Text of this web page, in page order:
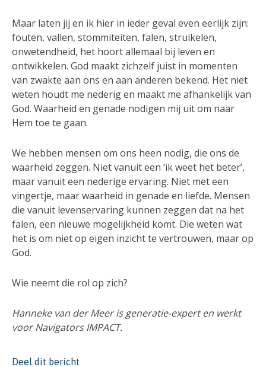
Maar laten jij en ik hier in ieder geval even eerlijk zijn:
fouten, vallen, stommiteiten, falen, struikelen,
onwetendheid, het hoort allemaal bij leven en
ontwikkelen. God maakt zichzelf juist in momenten
van zwakte aan ons en aan anderen bekend. Het niet
weten houdt me nederig en maakt me afhankelijk van
God. Waarheid en genade nodigen mij uit om naar
Hem toe te gaan.
We hebben mensen om ons heen nodig, die ons de
waarheid zeggen. Niet vanuit een ‘ik weet het beter’,
maar vanuit een nederige ervaring. Niet met een
vingertje, maar waarheid in genade en liefde. Mensen
die vanuit levenservaring kunnen zeggen dat na het
falen, een nieuwe mogelijkheid komt. Die weten wat
het is om niet op eigen inzicht te vertrouwen, maar op
God.
Wie neemt die rol op zich?
Hanneke van der Meer is generatie-expert en werkt
voor Navigators IMPACT.
Deel dit bericht